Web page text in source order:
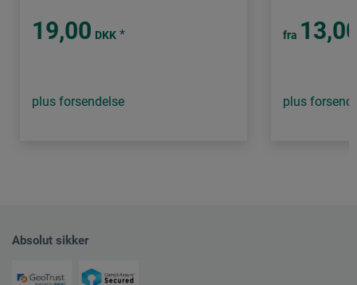
19,00 DKK *
plus forsendelse
fra
plus
Absolut sikker